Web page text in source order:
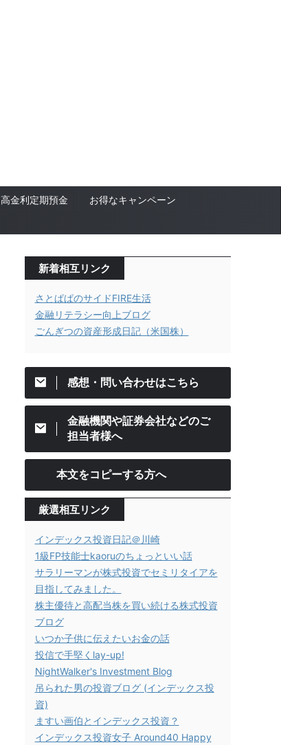
高金利定期預金
お得なキャンペーン
新着相互リンク
さとぱぱのサイドFIRE生活
金融リテラシー向上ブログ
ごんぎつの資産形成日記（米国株）
感想・問い合わせはこちら
金融機関や証券会社などのご
担当者様へ
本文をコピーする方へ
厳選相互リンク
インデックス投資日記＠川崎
1級FP技能士kaoruのちょっといい話
サラリーマンが株式投資でセミリタイアを
目指してみました。
株主優待と高配当株を買い続ける株式投資
ブログ
いつか子供に伝えたいお金の話
投信で手堅くlay-up!
NightWalker's Investment Blog
吊られた男の投資ブログ (インデックス投
資)
ますい画伯とインデックス投資？
インデックス投資女子 Around40 Happy